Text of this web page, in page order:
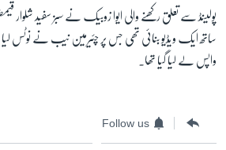
پولینڈ سے تعلق رکھنے والی ایوا زوبیک نے سبز سفید
ساتھ ایک ویڈیو بنائی تھی جس پر چئیرمین نیب نے نوٹس
واپس لے لیا گیا تھا۔
Follow us